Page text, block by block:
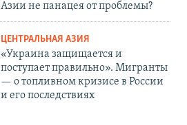
Азии не панацея от проблемы?
ЦЕНТРАЛЬНАЯ АЗИЯ
«Украина защищается и
поступает правильно». Мигранты
— о топливном кризисе в России
и его последствиях